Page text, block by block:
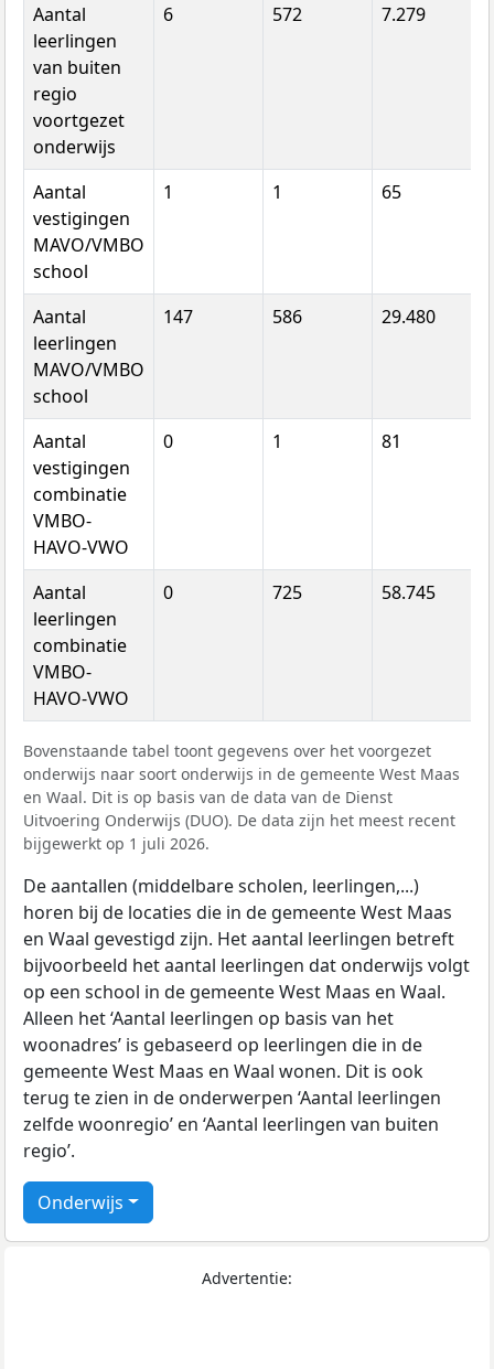
Aantal
leerlingen
van buiten
regio
voortgezet
onderwijs
6 572 7.279
Aantal
vestigingen
MAVO/VMBO
school
1 1 65
Aantal
leerlingen
MAVO/VMBO
school
147 586 29.480
Aantal
vestigingen
combinatie
VMBO-
HAVO-VWO
0 1 81
Aantal
leerlingen
combinatie
VMBO-
HAVO-VWO
0 725 58.745
Bovenstaande tabel toont gegevens over het voorgezet
onderwijs naar soort onderwijs in de gemeente West Maas
en Waal. Dit is op basis van de data van de Dienst
Uitvoering Onderwijs (DUO). De data zijn het meest recent
bijgewerkt op 1 juli 2026.
De aantallen (middelbare scholen, leerlingen,...)
horen bij de locaties die in de gemeente West Maas
en Waal gevestigd zijn. Het aantal leerlingen betreft
bijvoorbeeld het aantal leerlingen dat onderwijs volgt
op een school in de gemeente West Maas en Waal.
Alleen het ‘Aantal leerlingen op basis van het
woonadres’ is gebaseerd op leerlingen die in de
gemeente West Maas en Waal wonen. Dit is ook
terug te zien in de onderwerpen ‘Aantal leerlingen
zelfde woonregio’ en ‘Aantal leerlingen van buiten
regio’.
Onderwijs
Advertentie: